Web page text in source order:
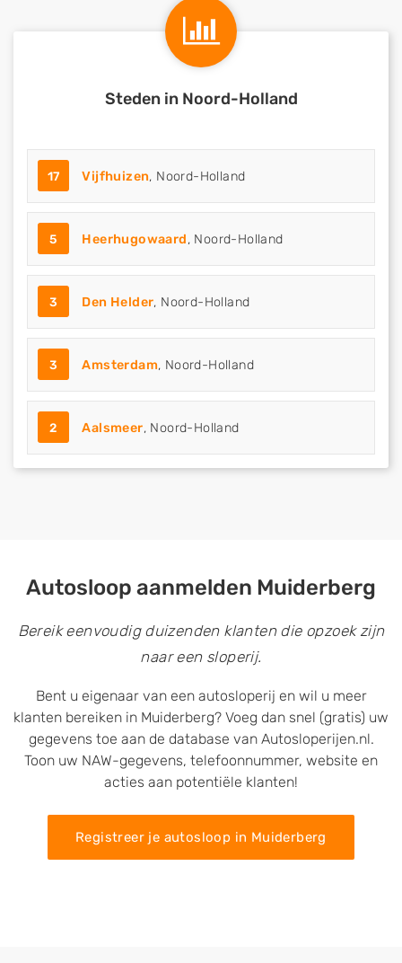
Steden in Noord-Holland
17 Vijfhuizen, Noord-Holland
5 Heerhugowaard, Noord-Holland
3 Den Helder, Noord-Holland
3 Amsterdam, Noord-Holland
2 Aalsmeer, Noord-Holland
Autosloop aanmelden Muiderberg
Bereik eenvoudig duizenden klanten die opzoek zijn
naar een sloperij.
Bent u eigenaar van een autosloperij en wil u meer
klanten bereiken in Muiderberg? Voeg dan snel (gratis) uw
gegevens toe aan de database van Autosloperijen.nl.
Toon uw NAW-gegevens, telefoonnummer, website en
acties aan potentiële klanten!
Registreer je autosloop in Muiderberg